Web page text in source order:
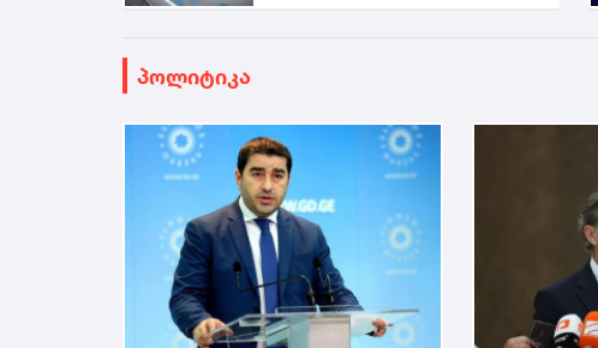
პოლიტიკა